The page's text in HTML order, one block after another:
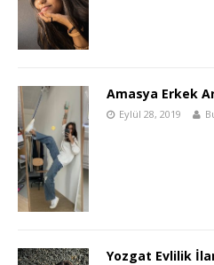
Amasya Erkek
Eylül 28, 2019
Yozgat Evlilik